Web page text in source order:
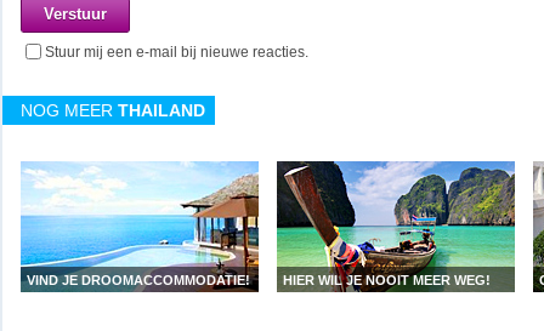
Stuur mij een e-mail bij nieuwe reacties.
NOG MEER THAILAND
VIND JE DROOMACCOMMODATIE!
HIER WIL JE NOOIT MEER WEG!